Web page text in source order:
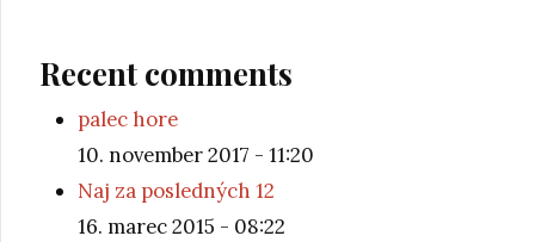
Recent comments
palec hore
10. november 2017 - 11:20
Naj za posledných 12
16. marec 2015 - 08:22